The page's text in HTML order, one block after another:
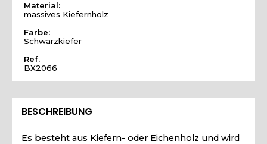
Material:
massives Kiefernholz
Farbe:
Schwarzkiefer
Ref.
BX2066
BESCHREIBUNG
Es besteht aus Kiefern- oder Eichenholz und wird